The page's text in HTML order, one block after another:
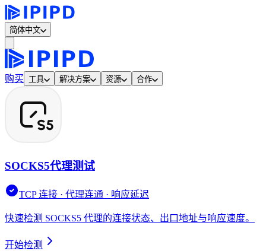
简体中文
购买 工具 解决方案 资源 合作
SOCKS5代理测试
TCP 连接 · 代理连通 · 响应延迟
快速检测 SOCKS5 代理的连接状态、出口地址与响应速度。
开始检测